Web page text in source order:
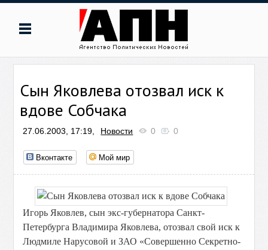
Сын Яковлева отозвал иск к
вдове Собчака
27.06.2003, 17:19, Новости 0 0
Вконтакте Мой мир
Игорь Яковлев, сын экс-губернатора Санкт-
Петербурга Владимира Яковлева, отозвал свой иск к
Людмиле Нарусовой и ЗАО «Совершенно Секретно-